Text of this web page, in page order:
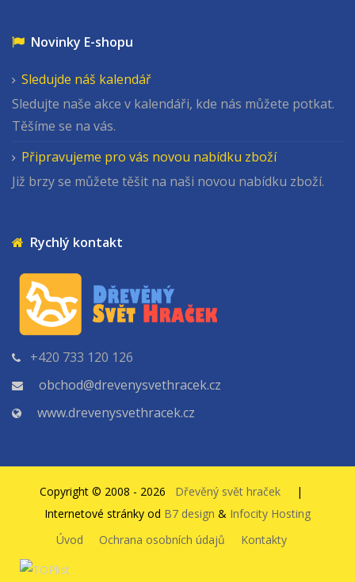
Novinky E-shopu
Sledujde náš kalendář
Sledujte naše akce v kalendáři, kde nás můžete potkat.
Těšíme se na vás.
Připravujeme pro vás novou nabídku zboží
Již brzy se můžete těšit na naši novou nabídku zboží.
Rychlý kontakt
+420 733 120 126
obchod@drevenysvethracek.cz
www.drevenysvethracek.cz
Copyright © 2008 - 2026 Dřevěný svět hraček |
Internetové stránky od B7 design & Infocity Hosting
Úvod
Ochrana osobních údajů Kontakty